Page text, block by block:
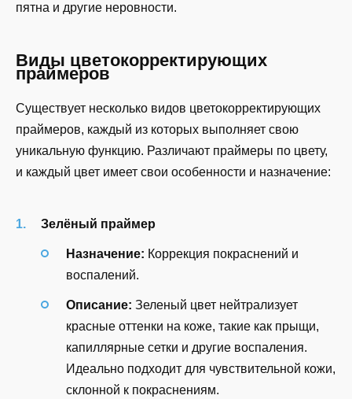
пятна и другие неровности.
Виды цветокорректирующих
праймеров
Существует несколько видов цветокорректирующих
праймеров, каждый из которых выполняет свою
уникальную функцию. Различают праймеры по цвету,
и каждый цвет имеет свои особенности и назначение:
Зелёный праймер
Назначение: Коррекция покраснений и
воспалений.
Описание: Зеленый цвет нейтрализует
красные оттенки на коже, такие как прыщи,
капиллярные сетки и другие воспаления.
Идеально подходит для чувствительной кожи,
склонной к покраснениям.